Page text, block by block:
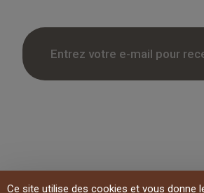
Ce site utilise des cookies et vous donne